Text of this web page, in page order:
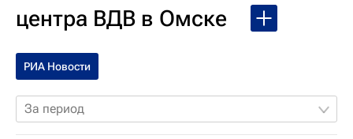
центра ВДВ в Омске
РИА Новости
За период